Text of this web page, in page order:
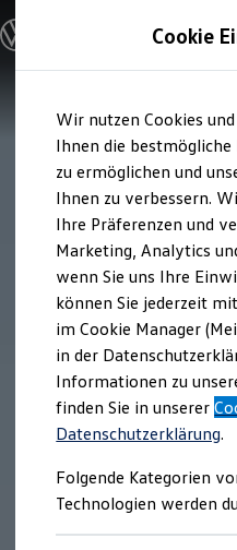
Hauptinhalt
springen
Footer
springen
Modelle und Konfigurator
Konfigurator
Modelle vergleichen
Elektroautos
ENERGY
Nutzfahrzeuge
SUV und CUV
Familienautos
Kombis
Kompaktwagen
Sportwagen
Schnell verfügbare
Angebote und Produkte
Aktuelle Angebote
E-Auto-Förderung
Volkswagen
Die ENERGY
Junge
Volkswagen
Reifenpakete
Leasing
Leasing-
Cookie
Wir nutzen Cookies
Ihnen die
zu ermöglichen und
Ihnen zu verbessern.
Ihre Präferenzen und
Marketing, Analytics
wenn Sie uns Ihre
können Sie jederzeit
im Cookie Manager
in der
Informationen zu
finden Sie in unserer
Datenschutzerklärung.
Folgende Kategorien
Technologien werden